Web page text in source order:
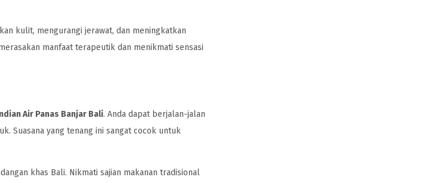
kulit, mengurangi jerawat, dan meningkatkan
manfaat terapeutik dan menikmati sensasi
Air Panas Banjar Bali. Anda dapat berjalan-jalan
Suasana yang tenang ini sangat cocok untuk
khas Bali. Nikmati sajian makanan tradisional